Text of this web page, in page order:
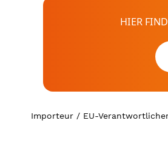
HIER
Importeur / EU-